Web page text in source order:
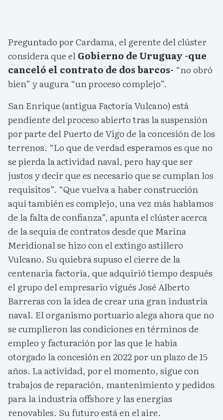
Preguntado por Cardama, el gerente del clúster
considera que elGobierno de Uruguay -que
canceló el contrato de dos barcos- “no obró
bien” y augura “un proceso complejo”.
San Enrique (antigua Factoría Vulcano) está
pendiente del proceso abierto tras la suspensión
por parte del Puerto de Vigo de la concesión de los
terrenos. “Lo que de verdad esperamos es que no
se pierda la actividad naval, pero hay que ser
justos y decir que es necesario que se cumplan los
requisitos”. “Que vuelva a haber construcción
aquí también es complejo, una vez más hablamos
de la falta de confianza”, apunta el clúster acerca
de la sequía de contratos desde que Marina
Meridional se hizo con el extingo astillero
Vulcano. Su quiebra supuso el cierre de la
centenaria factoría, que adquirió tiempo después
el grupo del empresario vigués José Alberto
Barreras con la idea de crear una gran industria
naval. El organismo portuario alega ahora que no
se cumplieron las condiciones en términos de
empleo y facturación por las que le había
otorgado la concesión en 2022 por un plazo de 15
años. La actividad, por el momento, sigue con
trabajos de reparación, mantenimiento y pedidos
para la industria offshore y las energías
renovables. Su futuro está en el aire.